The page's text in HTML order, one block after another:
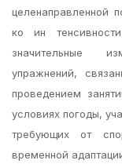
целенаправленной
ко ин
значительные
упражнений,
проведением
условиях погоды,
требующих от
временной